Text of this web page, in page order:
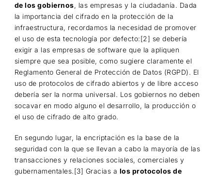
de los gobiernos, las empresas y la ciudadanía. Dada
la importancia del cifrado en la protección de la
infraestructura, recordamos la necesidad de promover
el uso de esta tecnología por defecto:[2] se debería
exigir a las empresas de software que la apliquen
siempre que sea posible, como sugiere claramente el
Reglamento General de Protección de Datos (RGPD). El
uso de protocolos de cifrado abiertos y de libre acceso
debería ser la norma universal. Los gobiernos no deben
socavar en modo alguno el desarrollo, la producción o
el uso de cifrado de alto grado.
En segundo lugar, la encriptación es la base de la
seguridad con la que se llevan a cabo la mayoría de las
transacciones y relaciones sociales, comerciales y
gubernamentales.[3] Gracias a los protocolos de